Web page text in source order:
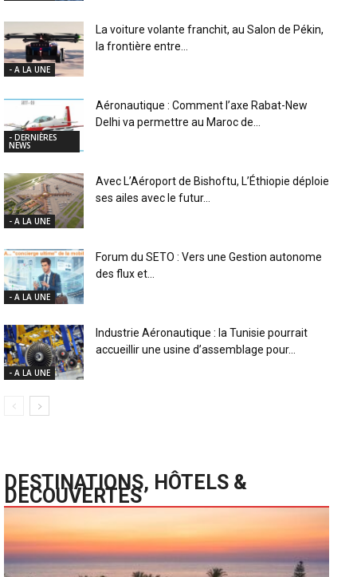
- A LA UNE
La voiture volante franchit, au Salon de Pékin,
la frontière entre...
- DERNIÈRES
NEWS
Aéronautique : Comment l’axe Rabat-New
Delhi va permettre au Maroc de...
- A LA UNE
Avec L’Aéroport de Bishoftu, L’Éthiopie déploie
ses ailes avec le futur...
- A LA UNE
Forum du SETO : Vers une Gestion autonome
des flux et...
- A LA UNE
Industrie Aéronautique : la Tunisie pourrait
accueillir une usine d’assemblage pour...
DESTINATIONS, HÔTELS &
DECOUVERTES